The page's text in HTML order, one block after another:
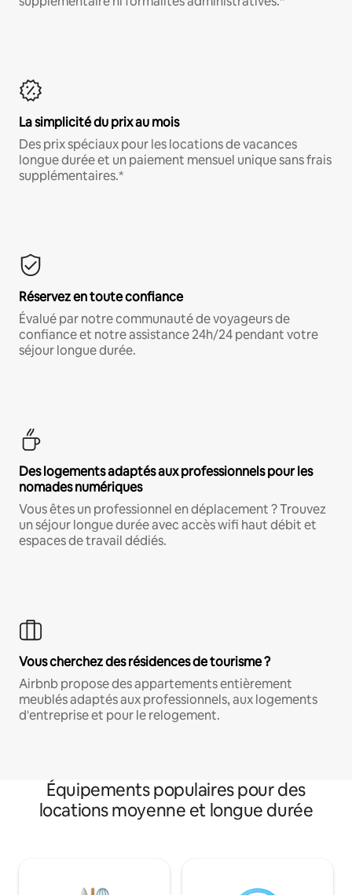
La simplicité du prix au mois
Des prix spéciaux pour les locations de vacances
longue durée et un paiement mensuel unique sans frais
supplémentaires.*
Réservez en toute confiance
Évalué par notre communauté de voyageurs de
confiance et notre assistance 24h/24 pendant votre
séjour longue durée.
Des logements adaptés aux professionnels pour les
nomades numériques
Vous êtes un professionnel en déplacement ? Trouvez
un séjour longue durée avec accès wifi haut débit et
espaces de travail dédiés.
Vous cherchez des résidences de tourisme ?
Airbnb propose des appartements entièrement
meublés adaptés aux professionnels, aux logements
d'entreprise et pour le relogement.
Équipements populaires pour des
locations moyenne et longue durée